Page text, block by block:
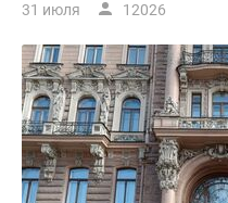
31 июля 12026